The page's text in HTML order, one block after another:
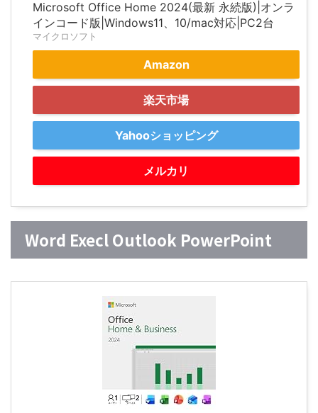
Microsoft Office Home 2024(最新 永続版)|オンラ
インコード版|Windows11、10/mac対応|PC2台
マイクロソフト
Amazon
楽天市場
Yahooショッピング
メルカリ
Word Execl Outlook PowerPoint